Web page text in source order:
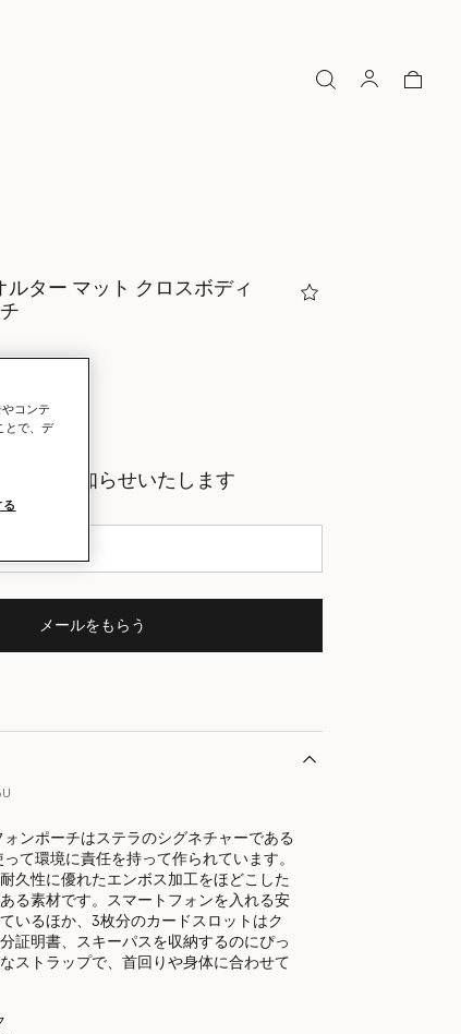
ルター マット クロスボディ
早くお知らせいたします
もらう
メールをもらう
ォンポーチはステラのシグネチャーである
て環境に責任を持って作られています。
久性に優れたエンボス加工をほどこした
る素材です。スマートフォンを入れる安
いるほか、3枚分のカードスロットはク
証明書、スキーパスを収納するのにぴっ
ストラップで、首回りや身体に合わせて
コンテ
とで、デ
る